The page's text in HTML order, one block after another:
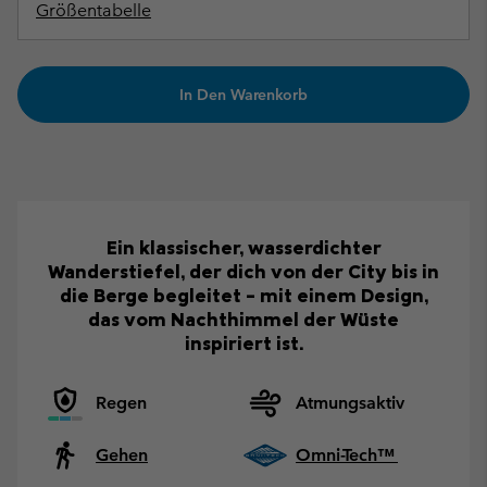
Größentabelle
In Den Warenkorb
Ein klassischer, wasserdichter
Wanderstiefel, der dich von der City bis in
die Berge begleitet – mit einem Design,
das vom Nachthimmel der Wüste
inspiriert ist.
Regen Atmungsaktiv
Gehen Omni-Tech™